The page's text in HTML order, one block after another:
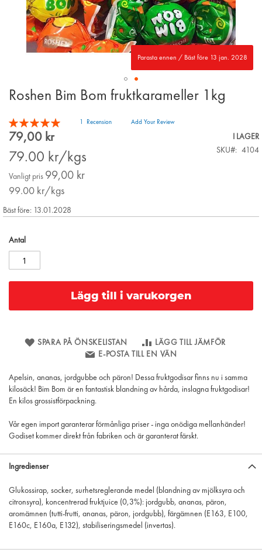
Parasta ennen / Bäst före 13 jan. 2028
Skip
the
beginning
of
the
images
gallery
Roshen Bim Bom fruktkarameller 1kg
Betyg:
100
% of100
Recension Add Your Review
Special
79,00 kr
79.00 kr/kgs
Vanligt pris 99,00 kr
99.00 kr/kgs
I LAGER
SKU
4104
Bäst före: 13.01.2028
Antal
Lägg till i varukorgen
SPARA PÅ ÖNSKELISTAN
LÄGG TILL JÄMFÖR
E-POSTA TILL EN VÄN
Apelsin, ananas, jordgubbe och päron! Dessa fruktgodisar finns nu i samma
kilosäck! Bim Bom är en fantastisk blandning av hårda, inslagna fruktgodisar!
En kilos grossistförpackning.
Vår egen import garanterar förmånliga priser - inga onödiga mellanhänder!
Godiset kommer direkt från fabriken och är garanterat färskt.
Ingredienser
Glukossirap, socker, surhetsreglerande medel (blandning av mjölksyra och
citronsyra), koncentrerad fruktjuice (0,3%): jordgubb, ananas, päron,
aromämnen (tutti-frutti, ananas, päron, jordgubb), färgämnen (E163, E100,
E160c, E160a, E132), stabiliseringsmedel (invertas).